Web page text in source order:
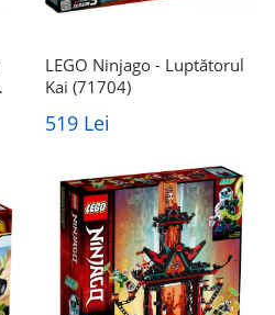
LEGO Ninjago - Luptătorul
Kai (71704)
519 Lei